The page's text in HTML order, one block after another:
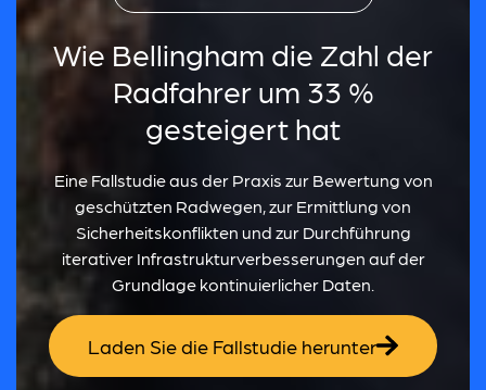
Wie Bellingham die Zahl der
Radfahrer um 33 %
gesteigert hat
Eine Fallstudie aus der Praxis zur Bewertung von
geschützten Radwegen, zur Ermittlung von
Sicherheitskonflikten und zur Durchführung
iterativer Infrastrukturverbesserungen auf der
Grundlage kontinuierlicher Daten.
Laden Sie die Fallstudie herunter